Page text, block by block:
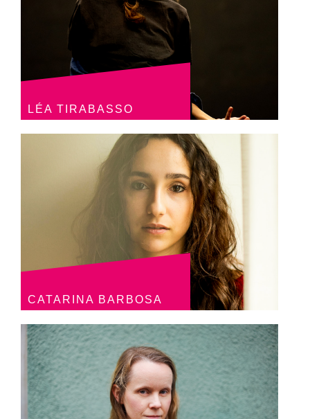
LÉA TIRABASSO
CATARINA BARBOSA